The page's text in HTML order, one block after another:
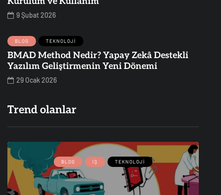
9 Şubat 2026
BLOG TEKNOLOJI
BMAD Method Nedir? Yapay Zekâ Destekli
Yazılım Geliştirmenin Yeni Dönemi
29 Ocak 2026
Trend olanlar
BLOG İŞ TEKNOLOJI